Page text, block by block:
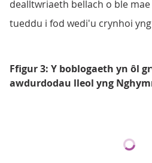
dealltwriaeth bellach o ble
tueddu i fod wedi'u crynhoi
Ffigur 3: Y boblogaeth yn ôl
awdurdodau lleol yng